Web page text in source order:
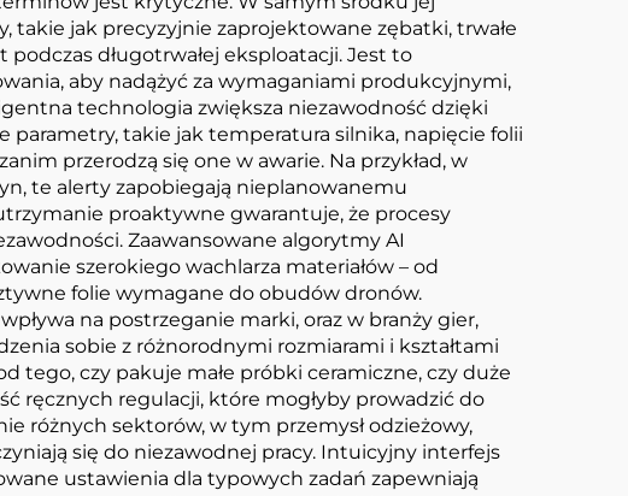
jak precyzyjnie zaprojektowane zębatki, trwałe
długotrwałej eksploatacji. Jest to
aby nadążyć za wymaganiami produkcyjnymi,
technologia zwiększa niezawodność dzięki
takie jak temperatura silnika, napięcie folii
przerodzą się one w awarie. Na przykład, w
te alerty zapobiegają nieplanowanemu
proaktywne gwarantuje, że procesy
Zaawansowane algorytmy AI
szerokiego wachlarza materiałów – od
folie wymagane do obudów dronów.
na postrzeganie marki, oraz w branży gier,
sobie z różnorodnymi rozmiarami i kształtami
tego, czy pakuje małe próbki ceramiczne, czy duże
ręcznych regulacji, które mogłyby prowadzić do
różnych sektorów, w tym przemysł odzieżowy,
się do niezawodnej pracy. Intuicyjny interfejs
ustawienia dla typowych zadań zapewniają